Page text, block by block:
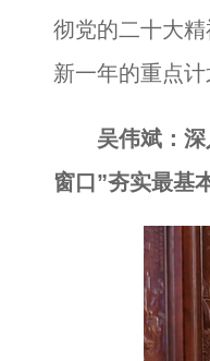
彻党的二十大精
新一年的重点计
吴伟斌：
窗口”夯实最基